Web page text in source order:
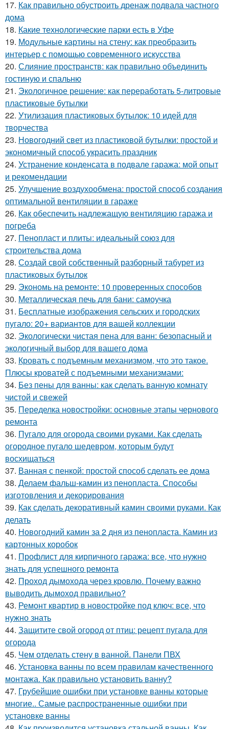
17. Как правильно обустроить дренаж подвала частного
дома
18. Какие технологические парки есть в Уфе
19. Модульные картины на стену: как преобразить
интерьер с помощью современного искусства
20. Слияние пространств: как правильно объединить
гостиную и спальню
21. Экологичное решение: как переработать 5-литровые
пластиковые бутылки
22. Утилизация пластиковых бутылок: 10 идей для
творчества
23. Новогодний свет из пластиковой бутылки: простой и
экономичный способ украсить праздник
24. Устранение конденсата в подвале гаража: мой опыт
и рекомендации
25. Улучшение воздухообмена: простой способ создания
оптимальной вентиляции в гараже
26. Как обеспечить надлежащую вентиляцию гаража и
погреба
27. Пенопласт и плиты: идеальный союз для
строительства дома
28. Создай свой собственный разборный табурет из
пластиковых бутылок
29. Экономь на ремонте: 10 проверенных способов
30. Металлическая печь для бани: самоучка
31. Бесплатные изображения сельских и городских
пугало: 20+ вариантов для вашей коллекции
32. Экологически чистая пена для ванн: безопасный и
экологичный выбор для вашего дома
33. Кровать с подъемным механизмом, что это такое.
Плюсы кроватей с подъемными механизмами:
34. Без пены для ванны: как сделать ванную комнату
чистой и свежей
35. Переделка новостройки: основные этапы чернового
ремонта
36. Пугало для огорода своими руками. Как сделать
огородное пугало шедевром, которым будут
восхищаться
37. Ванная с пенкой: простой способ сделать ее дома
38. Делаем фальш-камин из пенопласта. Способы
изготовления и декорирования
39. Как сделать декоративный камин своими руками. Как
делать
40. Новогодний камин за 2 дня из пенопласта. Камин из
картонных коробок
41. Профлист для кирпичного гаража: все, что нужно
знать для успешного ремонта
42. Проход дымохода через кровлю. Почему важно
выводить дымоход правильно?
43. Ремонт квартир в новостройке под ключ: все, что
нужно знать
44. Защитите свой огород от птиц: рецепт пугала для
огорода
45. Чем отделать стену в ванной. Панели ПВХ
46. Установка ванны по всем правилам качественного
монтажа. Как правильно установить ванну?
47. Грубейшие ошибки при установке ванны которые
многие.. Самые распространенные ошибки при
установке ванны